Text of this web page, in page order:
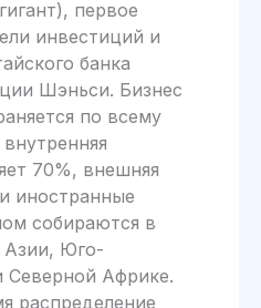
первое
инвестиций и
банка
Шэньси. Бизнес
по всему
70%, внешняя
иностранные
собираются в
Юго-
Северной Африке.
распределение